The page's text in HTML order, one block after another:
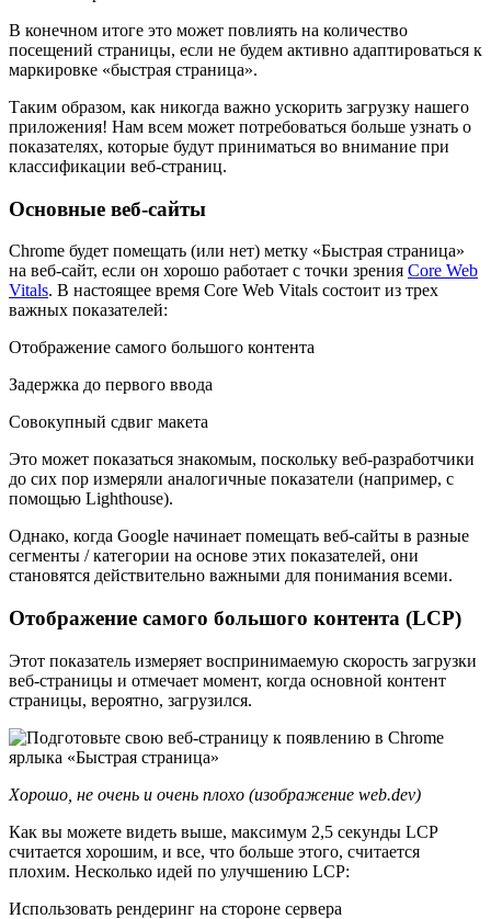
В конечном итоге это может повлиять на количество
посещений страницы, если не будем активно адаптироваться к
маркировке «быстрая страница».
Таким образом, как никогда важно ускорить загрузку нашего
приложения! Нам всем может потребоваться больше узнать о
показателях, которые будут приниматься во внимание при
классификации веб-страниц.
Основные веб-сайты
Chrome будет помещать (или нет) метку «Быстрая страница»
на веб-сайт, если он хорошо работает с точки зрения Core Web
Vitals. В настоящее время Core Web Vitals состоит из трех
важных показателей:
Отображение самого большого контента
Задержка до первого ввода
Совокупный сдвиг макета
Это может показаться знакомым, поскольку веб-разработчики
до сих пор измеряли аналогичные показатели (например, с
помощью Lighthouse).
Однако, когда Google начинает помещать веб-сайты в разные
сегменты / категории на основе этих показателей, они
становятся действительно важными для понимания всеми.
Отображение самого большого контента (LCP)
Этот показатель измеряет воспринимаемую скорость загрузки
веб-страницы и отмечает момент, когда основной контент
страницы, вероятно, загрузился.
Хорошо, не очень и очень плохо (изображение web.dev)
Как вы можете видеть выше, максимум 2,5 секунды LCP
считается хорошим, и все, что больше этого, считается
плохим. Несколько идей по улучшению LCP:
Использовать рендеринг на стороне сервера